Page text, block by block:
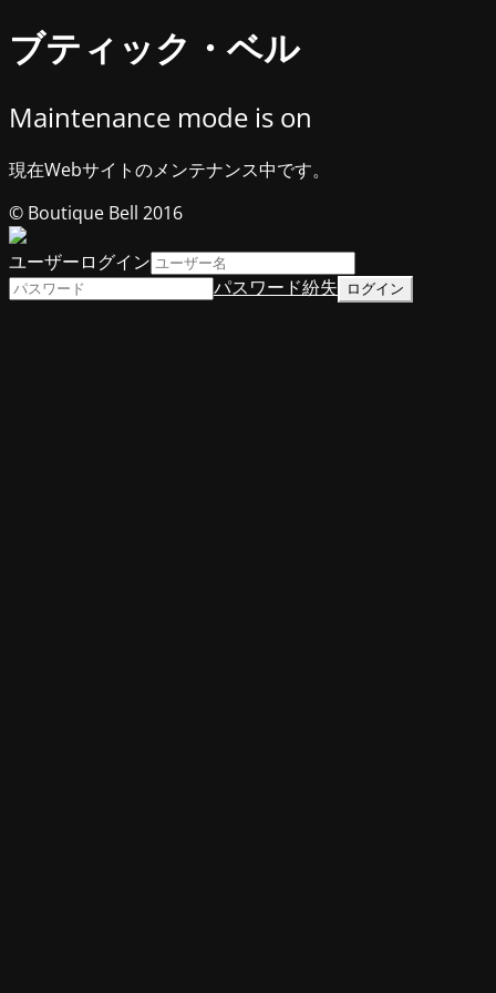
ブティック・ベル
Maintenance mode is on
現在Webサイトのメンテナンス中です。
© Boutique Bell 2016
ユーザーログイン
パスワード紛失